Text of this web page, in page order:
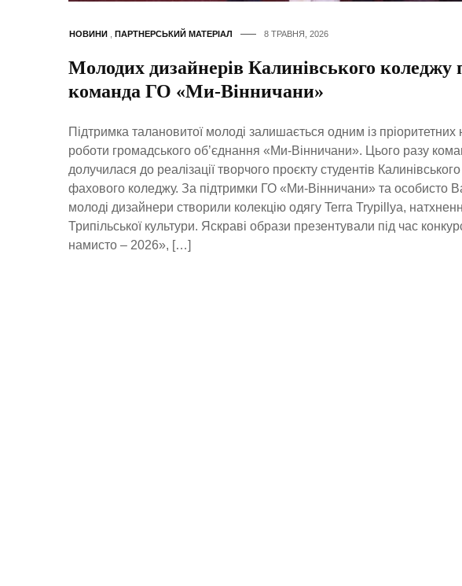
НОВИНИ, ПАРТНЕРСЬКИЙ МАТЕРІАЛ 8 ТРАВНЯ, 2026
Молодих дизайнерів Калинівського коледжу
команда ГО «Ми-Вінничани»
Підтримка талановитої молоді залишається одним із пріоритетних
роботи громадського об’єднання «Ми-Вінничани». Цього разу
долучилася до реалізації творчого проєкту студентів
фахового коледжу. За підтримки ГО «Ми-Вінничани» та особисто
молоді дизайнери створили колекцію одягу Terra Trypillya,
Трипільської культури. Яскраві образи презентували під час
намисто – 2026», […]